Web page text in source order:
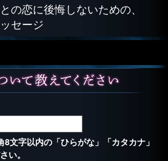
の恋に後悔しないための、
セージ
文字以内の「ひらがな」「カタカナ」
い。